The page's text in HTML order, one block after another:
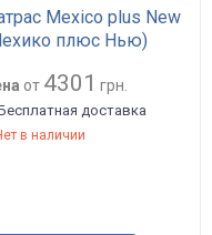
Mexico plus New
плюс Нью)
от 4301 грн.
доставка
в наличии